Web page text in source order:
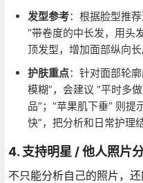
发型参考：根据脸型推
“带卷度的中长发，用头
顶发型，增加面部纵向长
护肤重点：针对面部轮
模糊”，会建议 “平时多
品”；“苹果肌下垂” 则
快”，把分析和日常护理
4. 支持明星 / 他人照片
不只能分析自己的照片，